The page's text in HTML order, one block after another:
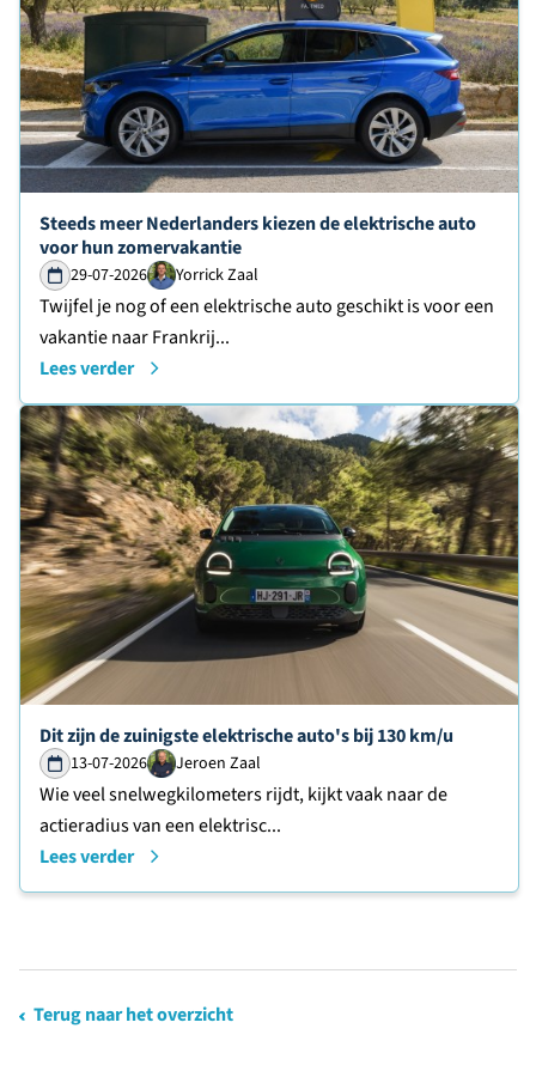
Lees verder over
Steeds meer Nederlanders kiezen de elektrische auto
voor hun zomervakantie
29-07-2026 Yorrick Zaal
Twijfel je nog of een elektrische auto geschikt is voor een
vakantie naar Frankrij...
Lees verder
Lees verder over
Dit zijn de zuinigste elektrische auto's bij 130 km/u
13-07-2026 Jeroen Zaal
Wie veel snelwegkilometers rijdt, kijkt vaak naar de
actieradius van een elektrisc...
Lees verder
Terug naar het overzicht